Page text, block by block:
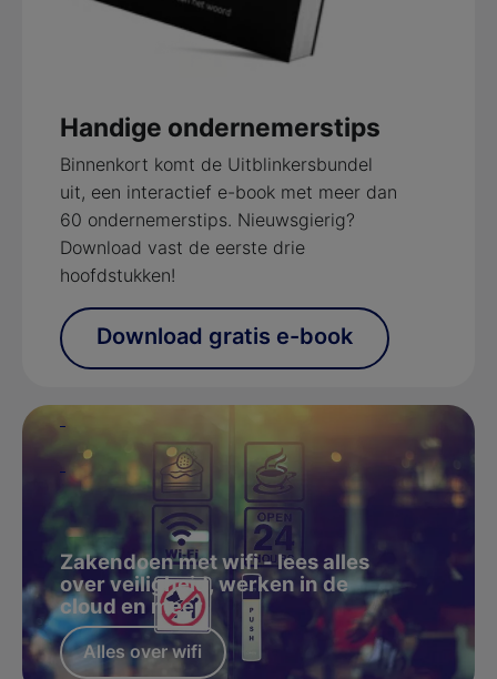
Handige ondernemerstips
Binnenkort komt de Uitblinkersbundel
uit, een interactief e-book met meer dan
60 ondernemerstips. Nieuwsgierig?
Download vast de eerste drie
hoofdstukken!
Download gratis e-book
Zakendoen met wifi - lees alles
over veiligheid, werken in de
cloud en meer
Alles over wifi